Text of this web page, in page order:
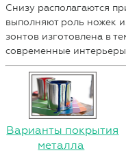
Снизу располагаются
выполняют роль ножек
зонтов изготовлена в
современные
Варианты покрытия
металла